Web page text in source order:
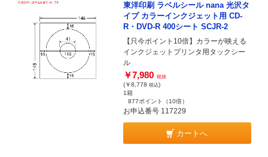
東洋印刷 ラベルシール nana 光沢タ
イプ カラーインクジェット用 CD-
R・DVD-R 400シート SCJR-2
【只今ポイント10倍】カラーが映える
インクジェットプリンタ用タックシー
ル
￥7,980 税抜
(￥8,778 税込)
1箱
877ポイント
（10倍）
お申込番号 117229
カートへ